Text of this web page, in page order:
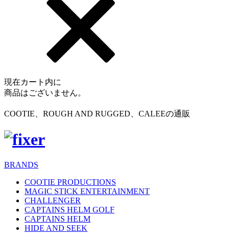
現在カート内に
商品はございません。
COOTIE、ROUGH AND RUGGED、CALEEの通販
BRANDS
COOTIE PRODUCTIONS
MAGIC STICK ENTERTAINMENT
CHALLENGER
CAPTAINS HELM GOLF
CAPTAINS HELM
HIDE AND SEEK